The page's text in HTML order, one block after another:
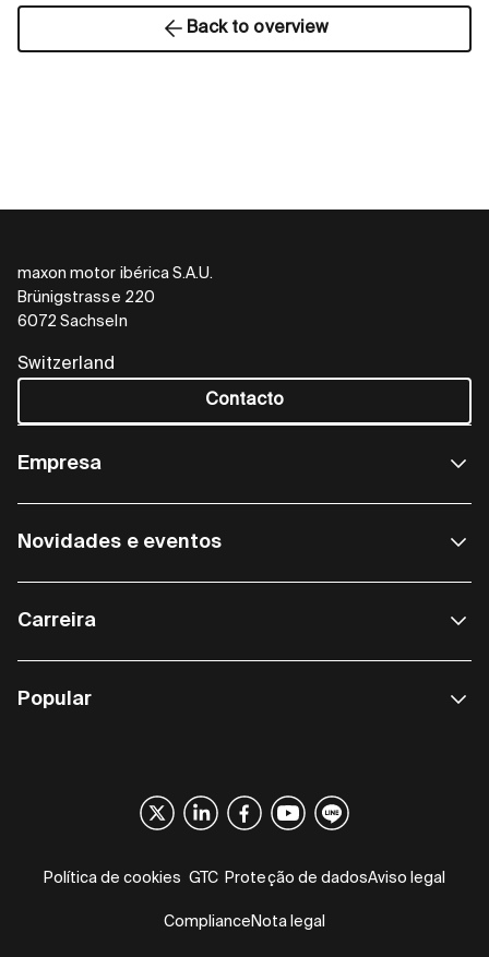
Back to overview
maxon motor ibérica S.A.U.
Brünigstrasse 220
6072 Sachseln
Switzerland
Contacto
Empresa
Novidades e eventos
Carreira
Popular
Política de cookies GTC Proteção de dadosAviso legal
Compliance Nota legal